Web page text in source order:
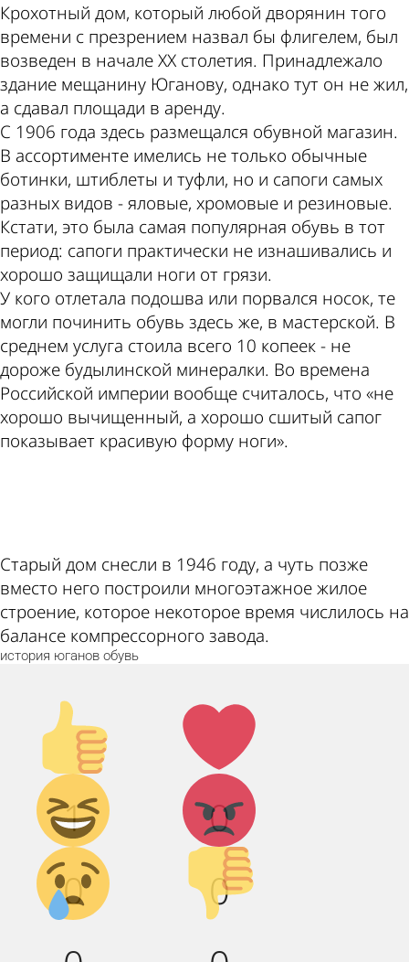
Крохотный дом, который любой дворянин того
времени с презрением назвал бы флигелем, был
возведен в начале XX столетия. Принадлежало
здание мещанину Юганову, однако тут он не жил,
а сдавал площади в аренду.
С 1906 года здесь размещался обувной магазин.
В ассортименте имелись не только обычные
ботинки, штиблеты и туфли, но и сапоги самых
разных видов - яловые, хромовые и резиновые.
Кстати, это была самая популярная обувь в тот
период: сапоги практически не изнашивались и
хорошо защищали ноги от грязи.
У кого отлетала подошва или порвался носок, те
могли починить обувь здесь же, в мастерской. В
среднем услуга стоила всего 10 копеек - не
дороже будылинской минералки. Во времена
Российской империи вообще считалось, что «не
хорошо вычищенный, а хорошо сшитый сапог
показывает красивую форму ноги».
Старый дом снесли в 1946 году, а чуть позже
вместо него построили многоэтажное жилое
строение, которое некоторое время числилось на
балансе компрессорного завода.
история юганов обувь
Палец
вверх!
1
Лайк!
0
Дикий
смех!
0
Агрессия!
0
Грусть :(
Палец
вниз!